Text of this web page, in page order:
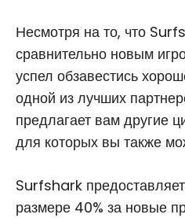
Несмотря на то, что
сравнительно новым
успел обзавестись
одной из лучших
предлагает вам другие
для которых вы также
Surfshark
размере 40% за новые